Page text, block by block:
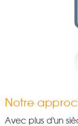
Notre
Avec plus d'un